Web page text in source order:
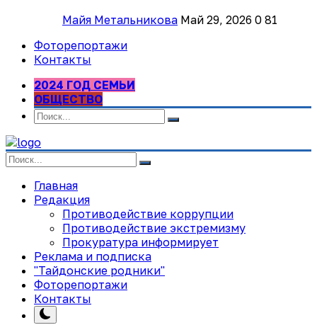
Майя Метальникова Май 29, 2026 0 81
Фоторепортажи
Контакты
2024 ГОД СЕМЬИ
ОБЩЕСТВО
Главная
Редакция
Противодействие коррупции
Противодействие экстремизму
Прокуратура информирует
Реклама и подписка
"Тайдонские родники"
Фоторепортажи
Контакты